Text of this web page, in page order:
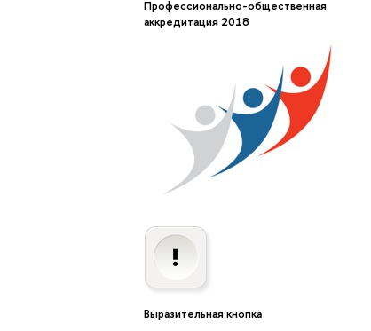
Профессионально-общественная
аккредитация 2018
Выразительная кнопка